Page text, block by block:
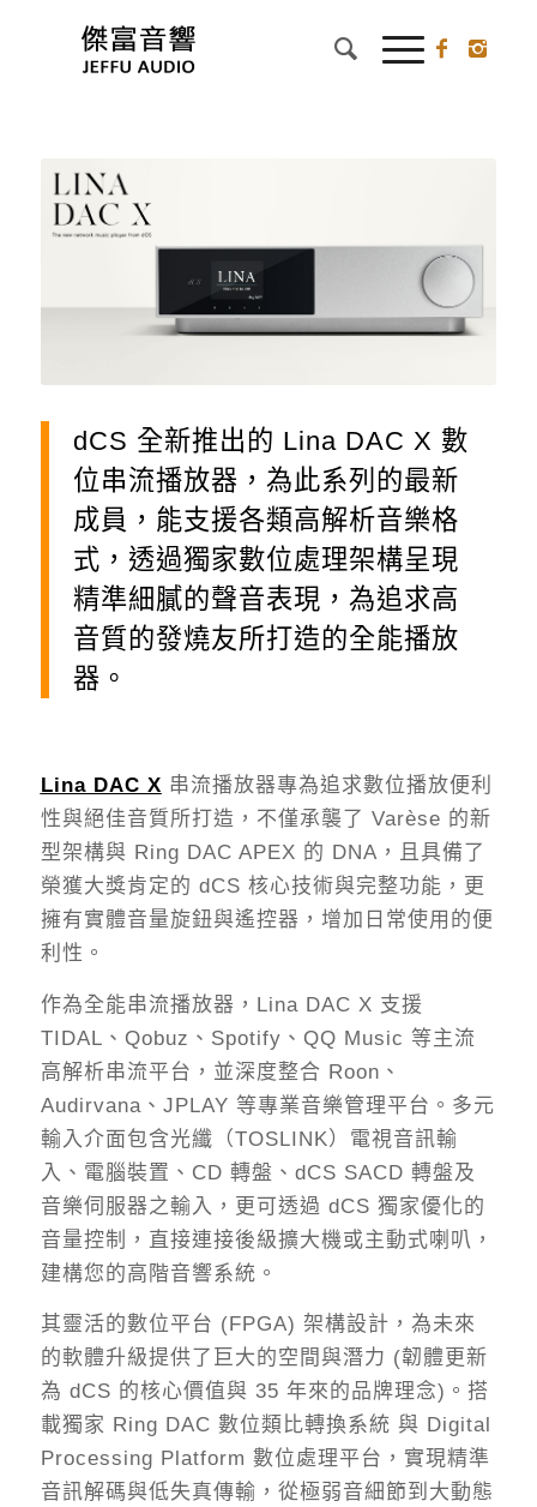
dCS 全新推出的 Lina DAC X 數
位串流播放器，為此系列的最新
成員，能支援各類高解析音樂格
式，透過獨家數位處理架構呈現
精準細膩的聲音表現，為追求高
音質的發燒友所打造的全能播放
器。
Lina DAC X 串流播放器專為追求數位播放便利
性與絕佳音質所打造，不僅承襲了 Varèse 的新
型架構與 Ring DAC APEX 的 DNA，且具備了
榮獲大獎肯定的 dCS 核心技術與完整功能，更
擁有實體音量旋鈕與遙控器，增加日常使用的便
利性。
作為全能串流播放器，Lina DAC X 支援
TIDAL、Qobuz、Spotify、QQ Music 等主流
高解析串流平台，並深度整合 Roon、
Audirvana、JPLAY 等專業音樂管理平台。多元
輸入介面包含光纖（TOSLINK）電視音訊輸
入、電腦裝置、CD 轉盤、dCS SACD 轉盤及
音樂伺服器之輸入，更可透過 dCS 獨家優化的
音量控制，直接連接後級擴大機或主動式喇叭，
建構您的高階音響系統。
其靈活的數位平台 (FPGA) 架構設計，為未來
的軟體升級提供了巨大的空間與潛力 (韌體更新
為 dCS 的核心價值與 35 年來的品牌理念)。搭
載獨家 Ring DAC 數位類比轉換系統 與 Digital
Processing Platform 數位處理平台，實現精準
音訊解碼與低失真傳輸，從極弱音細節到大動態